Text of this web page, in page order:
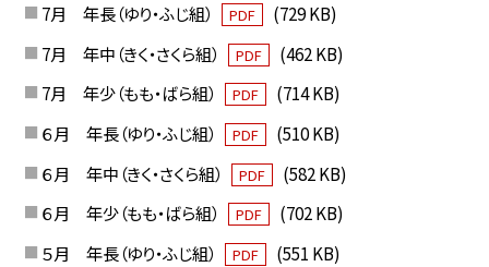
7月 年長（ゆり・ふじ組） PDF
(729 KB)
7月 年中（きく・さくら組）
PDF
(462 KB)
7月 年少（もも・ばら組）
PDF
(714 KB)
６月 年長（ゆり・ふじ組）
PDF
(510 KB)
６月 年中（きく・さくら組）
PDF
(582 KB)
６月 年少（もも・ばら組）
PDF
(702 KB)
５月 年長（ゆり・ふじ組）
PDF
(551 KB)